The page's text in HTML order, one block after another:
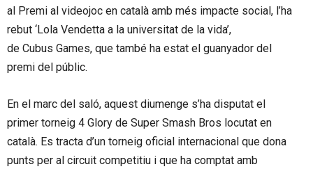
al Premi al videojoc en català amb més impacte social, l’ha
rebut ‘Lola Vendetta a la universitat de la vida’,
de Cubus Games, que també ha estat el guanyador del
premi del públic.
En el marc del saló, aquest diumenge s’ha disputat el
primer torneig 4 Glory de Super Smash Bros locutat en
català. Es tracta d’un torneig oficial internacional que dona
punts per al circuit competitiu i que ha comptat amb